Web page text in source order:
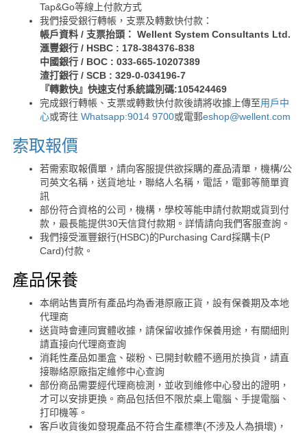
Tap&Go等線上付款方式
我們接受銀行轉帳，支票及轉數快付款：
帳戶資料 / 支票抬頭： Wellent System Consultants Ltd.
滙豐銀行 / HSBC : 178-384376-838
中國銀行 / BOC : 033-665-10207389
渣打銀行 / SCB : 329-0-034196-7
『轉數快』快速支付系統識別碼:105424469
完成銀行轉帳、支票或轉數快付款後請將收據上傳至用戶中
心或寄往 Whatsapp:9014 9700或電郵eshop@wellent.com
索取報價
若需索取報價單，請向客服提供欲採購的產品清單，機構/公
司英文名稱，送貨地址，聯絡人名稱，電話，電郵等簡單資
訊
部份符合資格的公司，機構，學校等能申請付款期或貨到付
款，最長能提供30天信貸付款期。詳情請向我們客服查詢。
我們接受滙豐銀行(HSBC)的Purchasing Card採購卡(P
Card)付款。
產品保養
本網站售賣所有產品均為香港原廠正貨，設有保養期及本地
代理商
送貨時會連同實體收據，請保留收據作保養用途，有關細則
請直接向代理商查詢
消耗性產品如墨盒、碳粉、已開封軟體不適用於換貨，請直
接聯絡原廠指定維修中心查詢
部份商品需要經代理商檢測，並收到維修中心發出的證明，
才可以安排更換。商品包括但不限於桌上電腦、手提電腦、
打印機等。
客戶收貨後如發現產品不符合生產標準(不涉及人為損壞)，